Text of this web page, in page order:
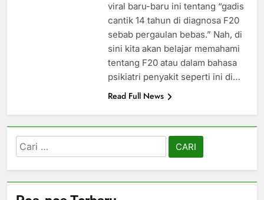
viral baru-baru ini tentang “gadis
cantik 14 tahun di diagnosa F20
sebab pergaulan bebas.” Nah, di
sini kita akan belajar memahami
tentang F20 atau dalam bahasa
psikiatri penyakit seperti ini di…
Read Full News
Cari
untuk: